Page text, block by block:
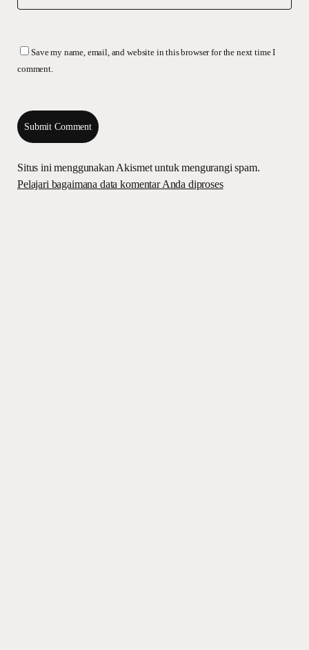
Save my name, email, and website in this browser for the next time I
comment.
Situs ini menggunakan Akismet untuk mengurangi spam.
Pelajari bagaimana data komentar Anda diproses